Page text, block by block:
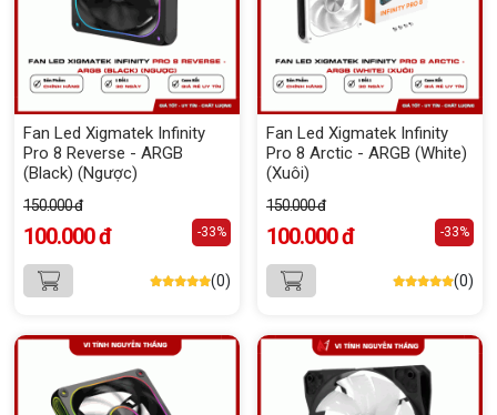
Fan Led Xigmatek Infinity
Pro 8 Reverse - ARGB
(Black) (Ngược)
150.000 đ
100.000 đ -33%
(0)
Fan Led Xigmatek Infinity
Pro 8 Arctic - ARGB (White)
(Xuôi)
150.000 đ
100.000 đ -33%
(0)